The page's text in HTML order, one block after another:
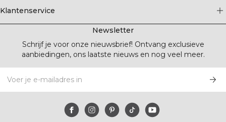
Klantenservice
Newsletter
Schrijf je voor onze nieuwsbrief! Ontvang exclusieve
aanbiedingen, ons laatste nieuws en nog veel meer.